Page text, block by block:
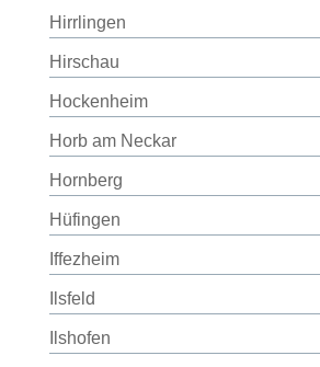
Hirrlingen
Hirschau
Hockenheim
Horb am Neckar
Hornberg
Hüfingen
Iffezheim
Ilsfeld
Ilshofen